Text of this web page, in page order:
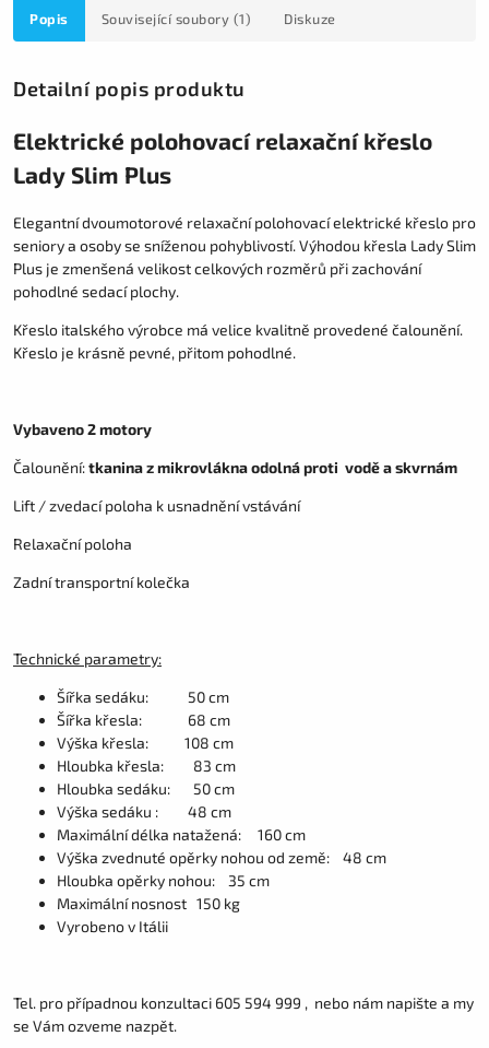
Popis Související soubory (1) Diskuze
Detailní popis produktu
Elektrické polohovací relaxační křeslo
Lady Slim Plus
Elegantní dvoumotorové relaxační polohovací elektrické křeslo pro
seniory a osoby se sníženou pohyblivostí. Výhodou křesla Lady Slim
Plus je zmenšená velikost celkových rozměrů při zachování
pohodlné sedací plochy.
Křeslo italského výrobce má velice kvalitně provedené čalounění.
Křeslo je krásně pevné, přitom pohodlné.
Vybaveno 2 motory
Čalounění:tkanina z mikrovlákna odolná proti vodě a skvrnám
Lift / zvedací poloha k usnadnění vstávání
Relaxační poloha
Zadní transportní kolečka
Technické parametry:
Šířka sedáku: 50 cm
Šířka křesla: 68 cm
Výška křesla: 108 cm
Hloubka křesla: 83 cm
Hloubka sedáku: 50 cm
Výška sedáku : 48 cm
Maximální délka natažená: 160 cm
Výška zvednuté opěrky nohou od země: 48 cm
Hloubka opěrky nohou: 35 cm
Maximální nosnost 150 kg
Vyrobeno v Itálii
Tel. pro případnou konzultaci 605 594 999 , nebo nám napište a my
se Vám ozveme nazpět.